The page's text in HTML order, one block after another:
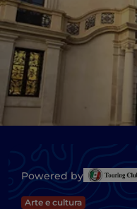
Powered by
Arte e cultura